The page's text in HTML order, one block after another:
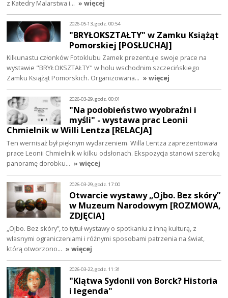
z Katedry Malarstwa i… » więcej
2026-05-13, godz. 00:54
"BRYŁOKSZTAŁTY" w Zamku Książąt
Pomorskiej [POSŁUCHAJ]
Kilkunastu członków Fotoklubu Zamek prezentuje swoje prace na
wystawie "BRYŁOKSZTAŁTY" w holu wschodnim szczecińskiego
Zamku Książąt Pomorskich. Organizowana… » więcej
2026-03-29, godz. 00:01
"Na podobieństwo wyobraźni i
myśli" - wystawa prac Leonii
Chmielnik w Willi Lentza [RELACJA]
Ten wernisaż był pięknym wydarzeniem. Willa Lentza zaprezentowała
prace Leonii Chmielnik w kilku odsłonach. Ekspozycja stanowi szeroką
panoramę dorobku… » więcej
2026-03-29, godz. 17:00
Otwarcie wystawy „Ojbo. Bez skóry”
w Muzeum Narodowym [ROZMOWA,
ZDJĘCIA]
„Ojbo. Bez skóry”, to tytuł wystawy o spotkaniu z inną kulturą, z
własnymi ograniczeniami i różnymi sposobami patrzenia na świat,
którą otworzono… » więcej
2026-03-22, godz. 11:31
"Klątwa Sydonii von Borck? Historia
i legenda"